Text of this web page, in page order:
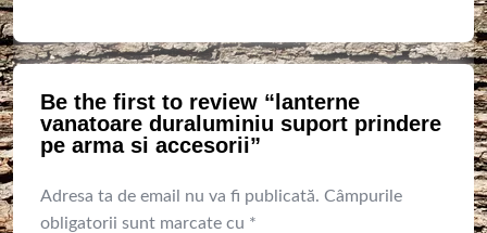
Be the first to review “lanterne
vanatoare duraluminiu suport prindere
pe arma si accesorii”
Adresa ta de email nu va fi publicată. Câmpurile
obligatorii sunt marcate cu *